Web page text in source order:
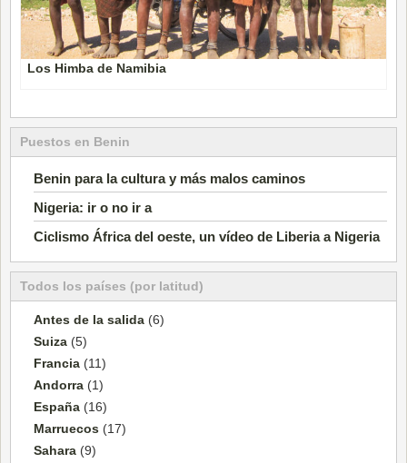
Los Himba de Namibia
Puestos en Benin
Benin para la cultura y más malos caminos
Nigeria: ir o no ir a
Ciclismo África del oeste, un vídeo de Liberia a Nigeria
Todos los países (por latitud)
Antes de la salida (6)
Suiza (5)
Francia (11)
Andorra (1)
España (16)
Marruecos (17)
Sahara (9)